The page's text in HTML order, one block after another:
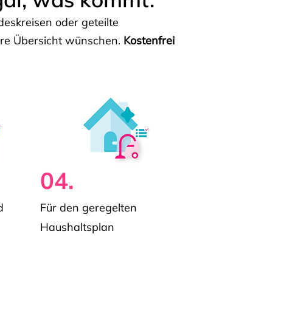
oder geteilte
Übersicht wünschen. Kostenfrei
04.
Für den geregelten
Haushaltsplan